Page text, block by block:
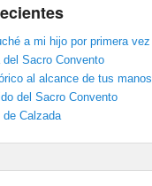
a mi hijo por primera vez
del Sacro Convento
al alcance de tus manos
del Sacro Convento
de Calzada